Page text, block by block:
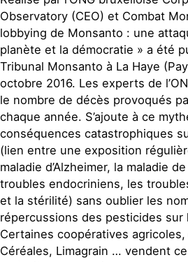
Observatory (CEO) et Combat
lobbying de Monsanto : une
planète et la démocratie » a été
Tribunal Monsanto à La Haye
octobre 2016. Les experts de
le nombre de décès provoqués
chaque année. S’ajoute à ce
conséquences catastrophiques
(lien entre une exposition
maladie d’Alzheimer, la maladie
troubles endocriniens, les
et la stérilité) sans oublier les
répercussions des pesticides
Certaines coopératives agricoles,
Céréales, Limagrain … vendent